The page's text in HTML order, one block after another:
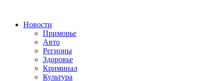
Новости
Приморье
Авто
Регионы
Здоровье
Криминал
Культура